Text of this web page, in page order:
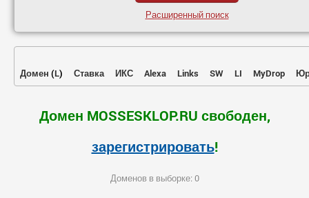
Расширенный поиск
Домен (L) Ставка ИКС Alexa Links SW LI MyDrop
Домен MOSSESKLOP.RU свободен,
зарегистрировать!
Доменов в выборке: 0